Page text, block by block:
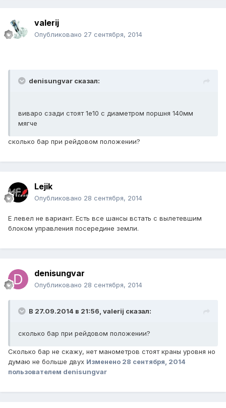
valerij
Опубликовано 27 сентября, 2014
denisungvar сказал:
виваро сзади стоят 1е10 с диаметром поршня 140мм
мягче
сколько бар при рейдовом положении?
Lejik
Опубликовано 28 сентября, 2014
Е левел не вариант. Есть все шансы встать с вылетевшим
блоком управления посередине земли.
denisungvar
Опубликовано 28 сентября, 2014
В 27.09.2014 в 21:56, valerij сказал:
сколько бар при рейдовом положении?
Сколько бар не скажу, нет манометров стоят краны уровня но
думаю не больше двух Изменено 28 сентября, 2014
пользователем denisungvar